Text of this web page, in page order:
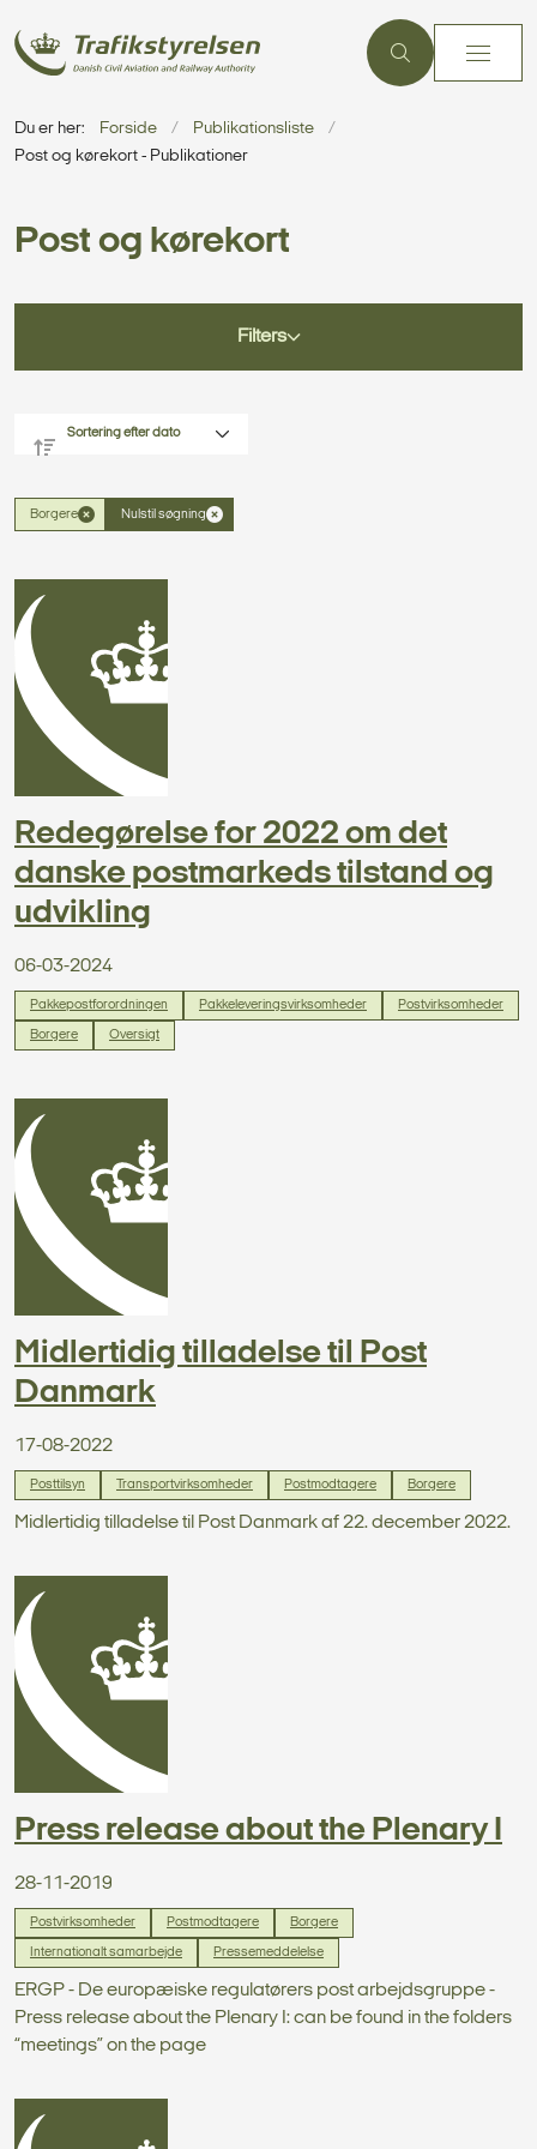
Du er her: Forside
Publikationsliste
Post og kørekort - Publikationer
Post og kørekort
Filters
Borgere Nulstil søgning
Redegørelse for 2022 om det
danske postmarkeds tilstand og
udvikling
06-03-2024
Pakkepostforordningen Pakkeleveringsvirksomheder Postvirksomheder
Borgere Oversigt
Midlertidig tilladelse til Post
Danmark
17-08-2022
Posttilsyn Transportvirksomheder Postmodtagere Borgere
Midlertidig tilladelse til Post Danmark af 22. december 2022.
Press release about the Plenary I
28-11-2019
Postvirksomheder Postmodtagere Borgere
Internationalt samarbejde Pressemeddelelse
ERGP - De europæiske regulatørers post arbejdsgruppe -
Press release about the Plenary I: can be found in the folders
“meetings” on the page